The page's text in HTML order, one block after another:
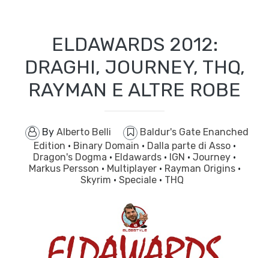
ELDAWARDS 2012:
DRAGHI, JOURNEY, THQ,
RAYMAN E ALTRE ROBE
By Alberto Belli
Baldur's Gate Enanched
Edition · Binary Domain · Dalla parte di Asso ·
Dragon's Dogma · Eldawards · IGN · Journey ·
Markus Persson · Multiplayer · Rayman Origins ·
Skyrim · Speciale · THQ